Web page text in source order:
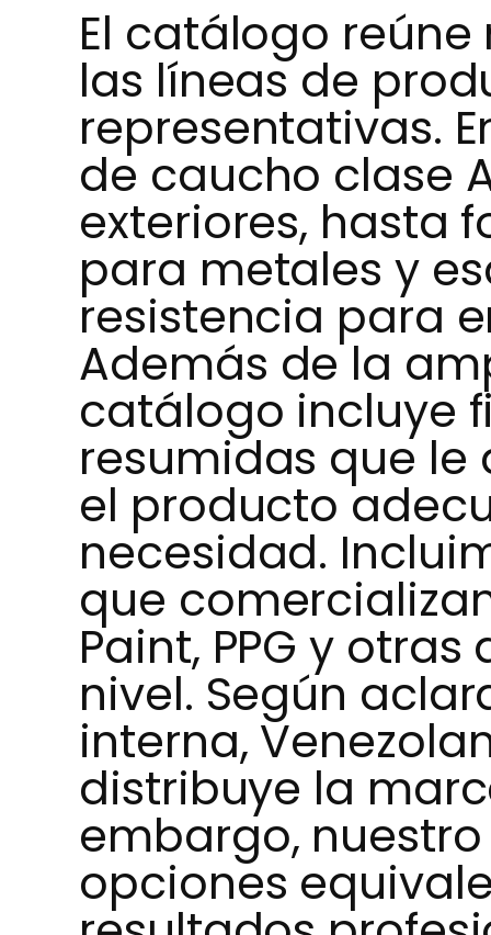
El catálogo
las líneas de
representativas.
de caucho clase
exteriores, hasta
para metales y
resistencia para
Además de la
catálogo incluye
resumidas que
el producto
necesidad.
que
Paint, PPG y
nivel. Según
interna,
distribuye la
embargo,
opciones